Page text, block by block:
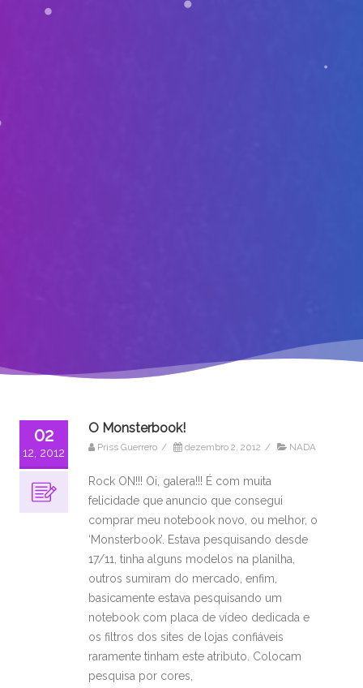
02
12, 2012
O Monsterbook!
Priss Guerrero / dezembro 2, 2012 / NADA
Rock ON!!! Oi, galera!!! É com muita
felicidade que anuncio que consegui
comprar meu notebook novo, ou melhor, o
‘Monsterbook’. Estava pesquisando desde
17/11, tinha alguns modelos na planilha,
outros sumiram do mercado, enfim,
basicamente estava pesquisando um
notebook com placa de vídeo dedicada e
os filtros dos sites de lojas confiáveis
raramente tinham este atributo. Colocam
pesquisa por cores,